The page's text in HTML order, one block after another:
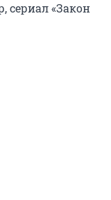
сериал «Закон